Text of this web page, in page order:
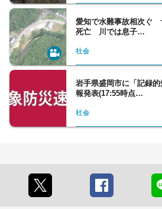
愛知で水難事故相次ぐ
死亡 川では息子…
社会
岩手県盛岡市に「記録
報発表(17:55時点…
社会